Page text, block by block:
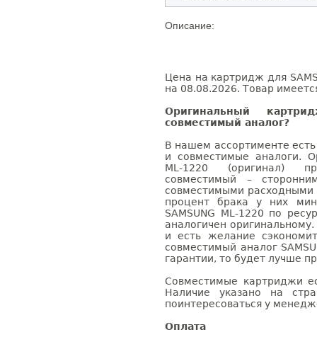
Описание:
Цена на картридж для
на 08.08.2026. Товар
Оригинальный
совместимый аналог?
В нашем ассортименте
и совместимые аналоги.
ML-1220 (оригинал)
совместимый –
совместимыми расходными
процент брака у них
SAMSUNG ML-1220 по
аналогичен
и есть желание
совместимый аналог
гарантии, то будет лучше
Совместимые картриджи
Наличие указано на
поинтересоваться у
Оплата